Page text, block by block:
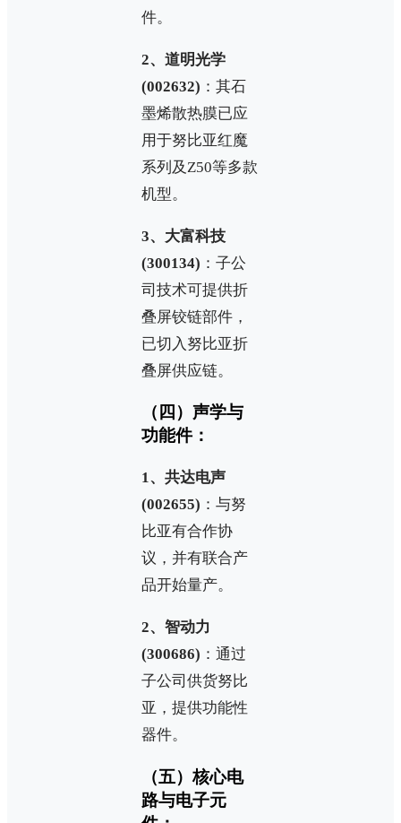
件。
2、道明光学
(002632) ：其石
墨烯散热膜已应
用于努比亚红魔
系列及Z50等多款
机型。
3、大富科技
(300134) ：子公
司技术可提供折
叠屏铰链部件，
已切入努比亚折
叠屏供应链。
（四）声学与
功能件：
1、共达电声
(002655) ：与努
比亚有合作协
议，并有联合产
品开始量产。
2、智动力
(300686) ：通过
子公司供货努比
亚，提供功能性
器件。
（五）核心电
路与电子元